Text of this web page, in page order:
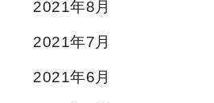
2021年8月
2021年7月
2021年6月